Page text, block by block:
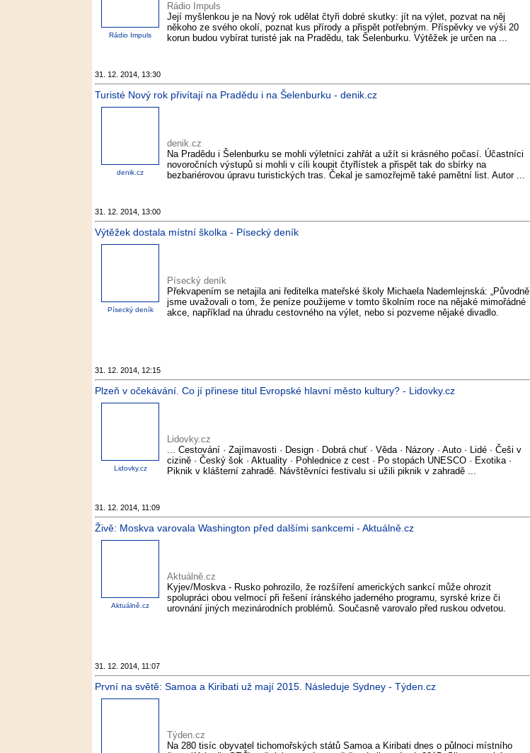
Rádio Impuls
Rádio Impuls
Její myšlenkou je na Nový rok udělat čtyři dobré skutky: jít na výlet, pozvat na něj
někoho ze svého okolí, poznat kus přírody a přispět potřebným. Příspěvky ve výši 20
korun budou vybírat turisté jak na Pradědu, tak Šelenburku. Výtěžek je určen na ...
31. 12. 2014, 13:30
Turisté Nový rok přivítají na Pradědu i na Šelenburku - denik.cz
denik.cz
denik.cz
Na Pradědu i Šelenburku se mohli výletníci zahřát a užít si krásného počasí. Účastníci
novoročních výstupů si mohli v cíli koupit čtyřlístek a přispět tak do sbírky na
bezbariérovou úpravu turistických tras. Čekal je samozřejmě také pamětní list. Autor ...
31. 12. 2014, 13:00
Výtěžek dostala místní školka - Písecký deník
Písecký deník
Písecký deník
Překvapením se netajila ani ředitelka mateřské školy Michaela Nademlejnská: „Původně
jsme uvažovali o tom, že peníze použijeme v tomto školním roce na nějaké mimořádné
akce, například na úhradu cestovného na výlet, nebo si pozveme nějaké divadlo.
31. 12. 2014, 12:15
Plzeň v očekávání. Co jí přinese titul Evropské hlavní město kultury? - Lidovky.cz
Lidovky.cz
Lidovky.cz
... Cestování · Zajímavosti · Design · Dobrá chuť · Věda · Názory · Auto · Lidé · Češi v
cizině · Český šok · Aktuality · Pohlednice z cest · Po stopách UNESCO · Exotika ·
Piknik v klášterní zahradě. Návštěvníci festivalu si užili piknik v zahradě ...
31. 12. 2014, 11:09
Živě: Moskva varovala Washington před dalšími sankcemi - Aktuálně.cz
Aktuálně.cz
Aktuálně.cz
Kyjev/Moskva - Rusko pohrozilo, že rozšíření amerických sankcí může ohrozit
spolupráci obou velmocí při řešení íránského jaderného programu, syrské krize či
urovnání jiných mezinárodních problémů. Současně varovalo před ruskou odvetou.
31. 12. 2014, 11:07
První na světě: Samoa a Kiribati už mají 2015. Následuje Sydney - Týden.cz
Týden.cz
Na 280 tisíc obyvatel tichomořských států Samoa a Kiribati dnes o půlnoci místního